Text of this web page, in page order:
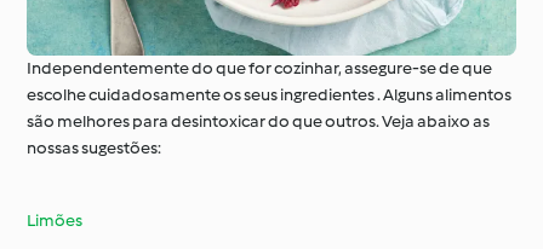
Independentemente do que for cozinhar, assegure-se de que
escolhe cuidadosamente os seus ingredientes . Alguns alimentos
são melhores para desintoxicar do que outros. Veja abaixo as
nossas sugestões:
Limões